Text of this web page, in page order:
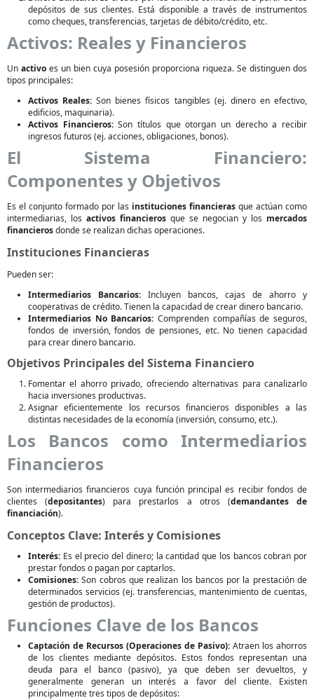
depósitos de sus clientes. Está disponible a través de instrumentos
como cheques, transferencias, tarjetas de débito/crédito, etc.
Activos: Reales y Financieros
Un activo es un bien cuya posesión proporciona riqueza. Se distinguen dos
tipos principales:
Activos Reales: Son bienes físicos tangibles (ej. dinero en efectivo,
edificios, maquinaria).
Activos Financieros:Son títulos que otorgan un derecho a recibir
ingresos futuros (ej. acciones, obligaciones, bonos).
El Sistema Financiero:
Componentes y Objetivos
Es el conjunto formado por las instituciones financieras que actúan como
intermediarias, los activos financieros que se negocian y los mercados
financierosdonde se realizan dichas operaciones.
Instituciones Financieras
Pueden ser:
Intermediarios Bancarios: Incluyen bancos, cajas de ahorro y
cooperativas de crédito. Tienen la capacidad de crear dinero bancario.
Intermediarios No Bancarios: Comprenden compañías de seguros,
fondos de inversión, fondos de pensiones, etc. No tienen capacidad
para crear dinero bancario.
Objetivos Principales del Sistema Financiero
Fomentar el ahorro privado, ofreciendo alternativas para canalizarlo
hacia inversiones productivas.
Asignar eficientemente los recursos financieros disponibles a las
distintas necesidades de la economía (inversión, consumo, etc.).
Los Bancos como Intermediarios
Financieros
Son intermediarios financieros cuya función principal es recibir fondos de
clientes (depositantes) para prestarlos a otros (demandantes de
financiación).
Conceptos Clave: Interés y Comisiones
Interés: Es el precio del dinero; la cantidad que los bancos cobran por
prestar fondos o pagan por captarlos.
Comisiones: Son cobros que realizan los bancos por la prestación de
determinados servicios (ej. transferencias, mantenimiento de cuentas,
gestión de productos).
Funciones Clave de los Bancos
Captación de Recursos (Operaciones de Pasivo): Atraen los ahorros
de los clientes mediante depósitos. Estos fondos representan una
deuda para el banco (pasivo), ya que deben ser devueltos, y
generalmente generan un interés a favor del cliente. Existen
principalmente tres tipos de depósitos: